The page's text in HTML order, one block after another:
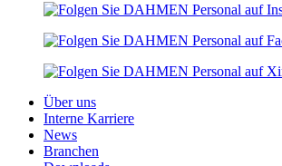
Über uns
Interne Karriere
News
Branchen